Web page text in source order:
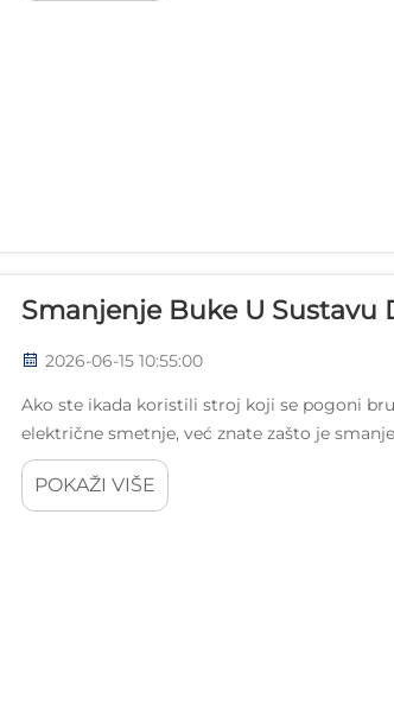
Smanjenje Buke U Sustavu
2026-06-15 10:55:00
Ako ste ikada koristili stroj koji se pogoni
električne smetnje, već znate zašto je
projektiranju motornog sustava....
POKAŽI VIŠE